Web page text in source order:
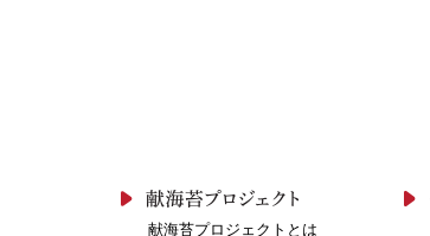
献海苔プロジェクトとは